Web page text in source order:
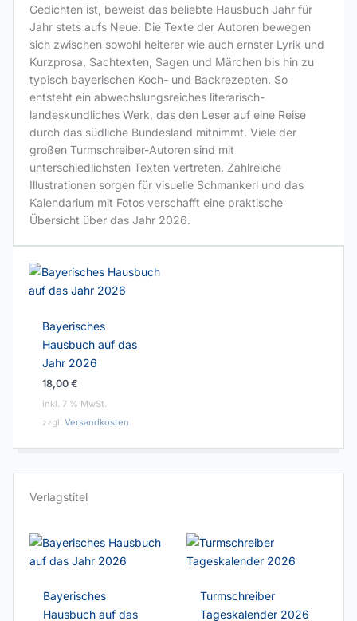
Gedichten ist, beweist das beliebte Hausbuch Jahr für
Jahr stets aufs Neue. Die Texte der Autoren bewegen
sich zwischen sowohl heiterer wie auch ernster Lyrik und
Kurzprosa, Sachtexten, Sagen und Märchen bis hin zu
typisch bayerischen Koch- und Backrezepten. So
entsteht ein abwechslungsreiches literarisch-
landeskundliches Werk, das den Leser auf eine Reise
durch das südliche Bundesland mitnimmt. Viele der
großen Turmschreiber-Autoren sind mit
unterschiedlichsten Texten vertreten. Zahlreiche
Illustrationen sorgen für visuelle Schmankerl und das
Kalendarium mit Fotos verschafft eine praktische
Übersicht über das Jahr 2026.
Bayerisches
Hausbuch auf das
Jahr 2026
18,00 €
inkl. 7 % MwSt.
zzgl. Versandkosten
Verlagstitel
Bayerisches
Hausbuch auf das
Turmschreiber
Tageskalender 2026